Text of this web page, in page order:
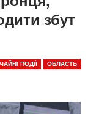
збут
ПОДІЇ ОБЛАСТЬ